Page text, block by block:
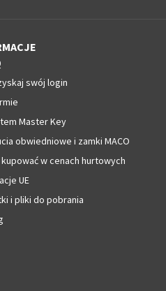
swój login
Master Key
obwiedniowe i zamki MACO
kupować w cenach hurtowych
UE
i pliki do pobrania